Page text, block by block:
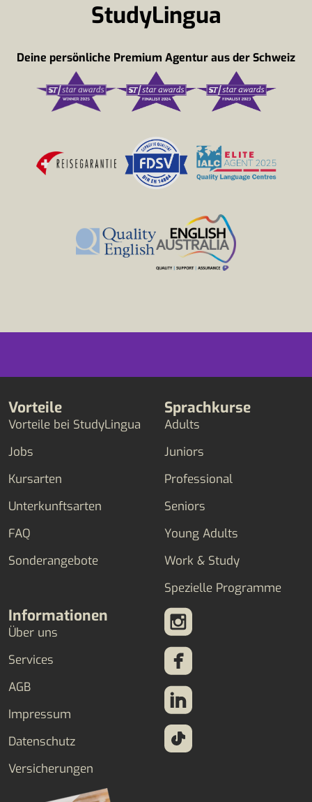
StudyLingua
Deine persönliche Premium Agentur aus der Schweiz
Vorteile
Vorteile bei StudyLingua
Jobs
Kursarten
Unterkunftsarten
FAQ
Sonderangebote
Sprachkurse
Adults
Juniors
Professional
Seniors
Young Adults
Work & Study
Spezielle Programme
Informationen
Über uns
Services
AGB
Impressum
Datenschutz
Versicherungen